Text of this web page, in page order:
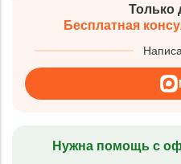
Только
Бесплатная
Нужна помощь с